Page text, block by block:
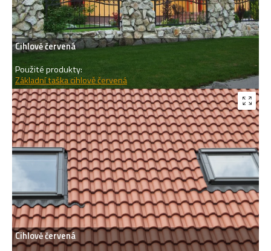
Cihlově červená
Použité produkty:
Základní taška cihlově červená
Cihlově červená